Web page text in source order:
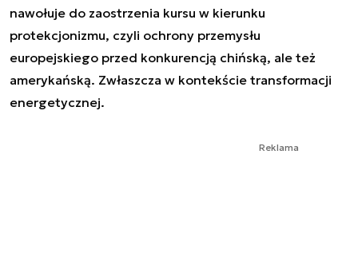
nawołuje do zaostrzenia kursu w kierunku
protekcjonizmu, czyli ochrony przemysłu
europejskiego przed konkurencją chińską, ale też
amerykańską. Zwłaszcza w kontekście transformacji
energetycznej.
Reklama